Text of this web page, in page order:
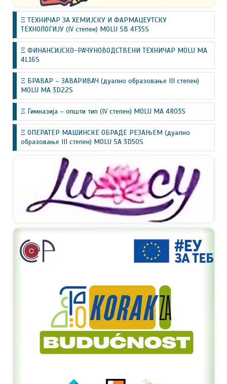
Ξ ТЕХНИЧАР ЗА ХЕМИЈСКУ И ФАРМАЦЕУТСКУ
ТЕХНОЛОГИЈУ (IV степен) MOLU SB 4F35S
Ξ ФИНАНСИЈСКО-РАЧУНОВОДСТВЕНИ ТЕХНИЧАР MOLU MA
4L16S
Ξ БРАВАР – ЗАВАРИВАЧ (дуално образовање III степен)
MOLU MA 3D22S
Ξ Гимназија – општи тип (IV степен) MOLU MA 4R03S
Ξ ОПЕРАТЕР МАШИНСКЕ ОБРАДЕ РЕЗАЊЕМ (дуално
образовање III степен) MOLU SA 3D50S